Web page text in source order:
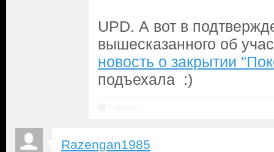
UPD. А вот в
вышесказанного об
новость о закрытии
подъехала :)
Razengan1985